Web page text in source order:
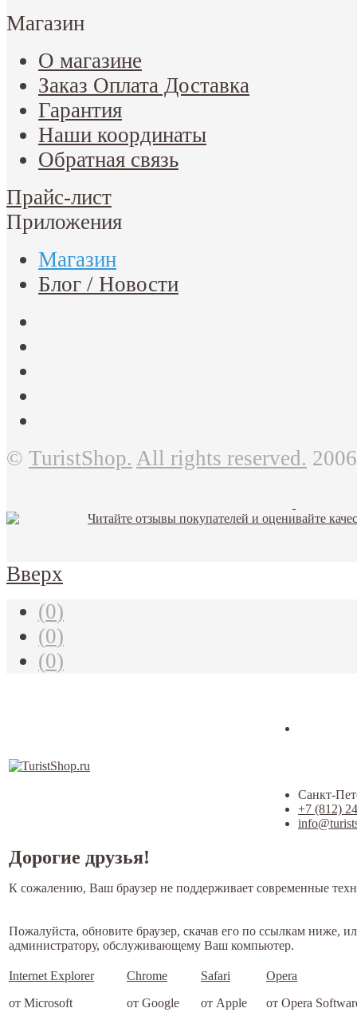
Магазин
О магазине
Заказ Оплата Доставка
Гарантия
Наши координаты
Обратная связь
Прайс-лист
Приложения
Магазин
Блог / Новости
© TuristShop. All rights reserved.
Вверх
(0)
(0)
(0)
Санкт-
+7 (812)
Дорогие друзья!
К сожалению, Ваш браузер не поддерживает современные
Пожалуйста, обновите браузер, скачав его по ссылкам ниже,
администратору, обслуживающему Ваш компьютер.
Internet Explorer
от Microsoft
Chrome
от Google
Safari
от Apple
Opera
от Opera